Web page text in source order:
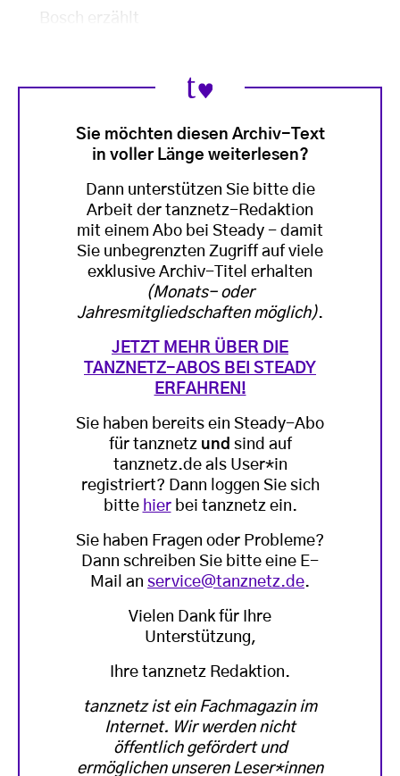
Sie möchten diesen Archiv-Text
in voller Länge weiterlesen?
Dann unterstützen Sie bitte die
Arbeit der tanznetz-Redaktion
mit einem Abo bei Steady - damit
Sie unbegrenzten Zugriff auf viele
exklusive Archiv-Titel erhalten
(Monats- oder
Jahresmitgliedschaften möglich).
JETZT MEHR ÜBER DIE
TANZNETZ-ABOS BEI STEADY
ERFAHREN!
Sie haben bereits ein Steady-Abo
für tanznetz und sind auf
tanznetz.de als User*in
registriert? Dann loggen Sie sich
bitte hierbei tanznetz ein.
Sie haben Fragen oder Probleme?
Dann schreiben Sie bitte eine E-
Mail an service@tanznetz.de.
Vielen Dank für Ihre
Unterstützung,
Ihre tanznetz Redaktion.
tanznetz ist ein Fachmagazin im
Internet. Wir werden nicht
öffentlich gefördert und
ermöglichen unseren Leser*innen